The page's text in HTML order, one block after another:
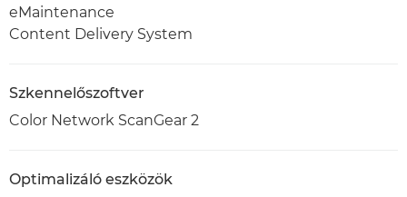
eMaintenance
Content Delivery System
Szkennelőszoftver
Color Network ScanGear 2
Optimalizáló eszközök